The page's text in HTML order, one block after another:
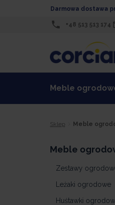
Darmowa dostawa
+48 513 513 174
Meble
Sklep Meble
Meble
Zestawy
Leżaki ogrodowe
Huśtawki